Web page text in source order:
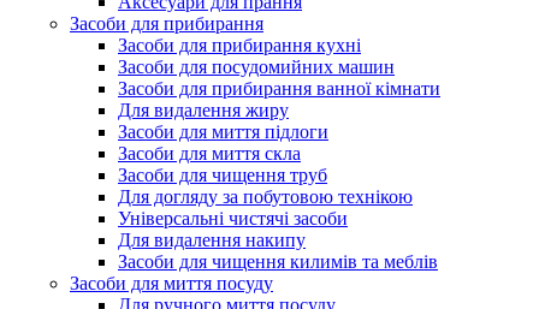
Засоби для прибирання
Засоби для прибирання кухні
Засоби для посудомийних машин
Засоби для прибирання ванної кімнати
Для видалення жиру
Засоби для миття підлоги
Засоби для миття скла
Засоби для чищення труб
Для догляду за побутовою технікою
Універсальні чистячі засоби
Для видалення накипу
Засоби для чищення килимів та меблів
Засоби для миття посуду
Для ручного миття посуду